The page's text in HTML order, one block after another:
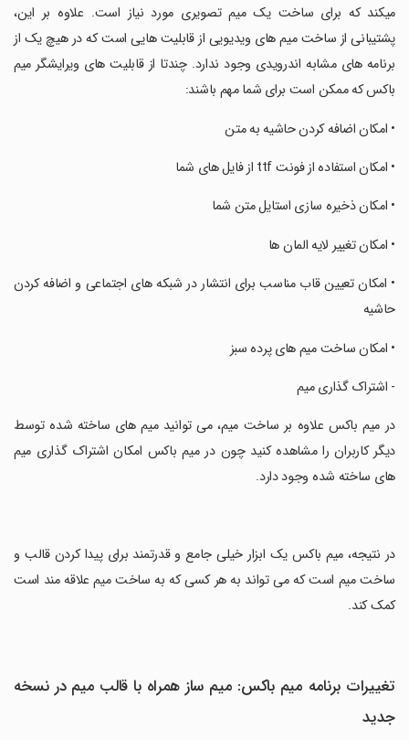
میکند که برای ساخت یک میم تصویری مورد نیاز است. علاوه بر این،
پشتیبانی از ساخت میم های ویدیویی از قابلیت هایی است که در هیچ یک از
برنامه های مشابه اندرویدی وجود ندارد. چندتا از قابلیت های ویرایشگر میم
باکس که ممکن است برای شما مهم باشند:
‏• امکان اضافه کردن حاشیه به متن
‏• امکان استفاده از فونت ttf از فایل های شما
‏• امکان ذخیره سازی استایل متن شما
‏• امکان تغییر لایه المان ها
‏• امکان تعیین قاب مناسب برای انتشار در شبکه های اجتماعی و اضافه کردن
حاشیه
‏• امکان ساخت میم های پرده سبز
‏- اشتراک گذاری میم
‏در میم باکس علاوه بر ساخت میم، می توانید میم های ساخته شده توسط
دیگر کاربران را مشاهده کنید چون در میم باکس امکان اشتراک گذاری میم
های ساخته شده وجود دارد.
‏در نتیجه، میم باکس یک ابزار خیلی جامع و قدرتمند برای پیدا کردن قالب و
ساخت میم است که می تواند به هر کسی که به ساخت میم علاقه مند است
کمک کند.
تغییرات برنامه میم باکس: میم ساز همراه با قالب میم در نسخه
جدید